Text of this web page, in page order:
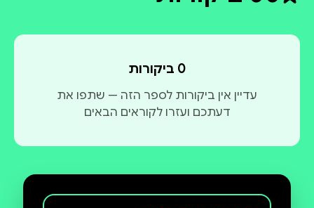
0 ביקורות
עדיין אין ביקורות לספר הזה — שתפו את
דעתכם ועזרו לקוראים הבאים